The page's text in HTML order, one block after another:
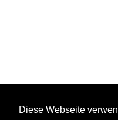
Diese Webseite